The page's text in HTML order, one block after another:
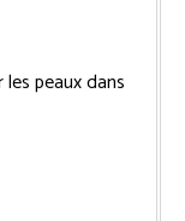
peaux dans